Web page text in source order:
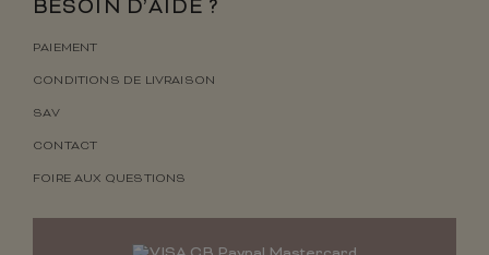
BESOIN D’AIDE ?
PAIEMENT
CONDITIONS DE LIVRAISON
SAV
CONTACT
FOIRE AUX QUESTIONS